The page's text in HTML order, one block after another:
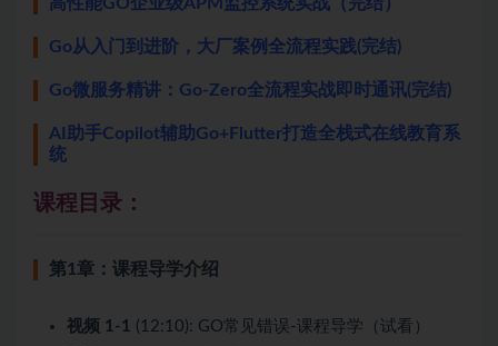
Go从入门到进阶，大厂案例全流程实践(完结)
Go微服务精讲：Go-Zero全流程实战即时通讯(完结)
AI助手Copilot辅助Go+Flutter打造全栈式在线教育系
统
课程目录：
第1章：课程导学介绍
视频 1-1
(12:10): GO常见错误-课程导学（试看）